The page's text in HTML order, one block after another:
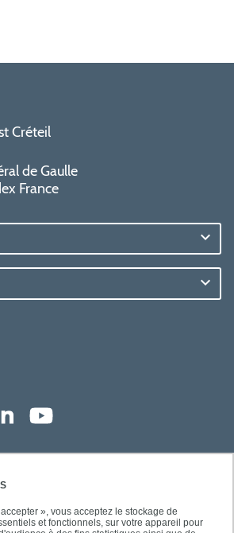
», vous acceptez le stockage de
et fonctionnels, sur votre appareil pour
Créteil
de Gaulle
France